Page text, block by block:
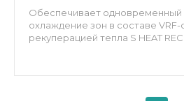
Обеспечивает одновременный
охлаждение зон в составе VRF-
рекуперацией тепла S HEAT